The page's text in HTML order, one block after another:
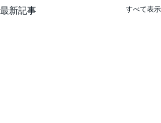
最新記事 すべて表示